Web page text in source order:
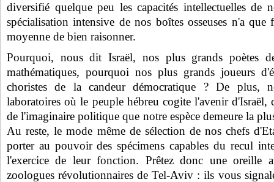
diversifié quelque peu les capacités intellectuelles de
spécialisation intensive de nos boîtes osseuses n'a
moyenne de bien raisonner.
Pourquoi, nous dit Israël, nos plus grands poètes
mathématiques, pourquoi nos plus grands joueurs
choristes de la candeur démocratique ? De plus,
laboratoires où le peuple hébreu cogite l'avenir d'Israël,
de l'imaginaire politique que notre espèce demeure la
Au reste, le mode même de sélection de nos chefs
porter au pouvoir des spécimens capables du recul
l'exercice de leur fonction. Prêtez donc une oreille
zoologues révolutionnaires de Tel-Aviv : ils vous